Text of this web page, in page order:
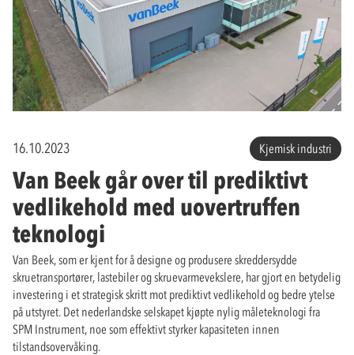
16.10.2023 Kjemisk industri
Van Beek går over til prediktivt
vedlikehold med uovertruffen
teknologi
Van Beek, som er kjent for å designe og produsere skreddersydde
skruetransportører, lastebiler og skruevarmevekslere, har gjort en betydelig
investering i et strategisk skritt mot prediktivt vedlikehold og bedre ytelse
på utstyret. Det nederlandske selskapet kjøpte nylig måleteknologi fra
SPM Instrument, noe som effektivt styrker kapasiteten innen
tilstandsovervåking.